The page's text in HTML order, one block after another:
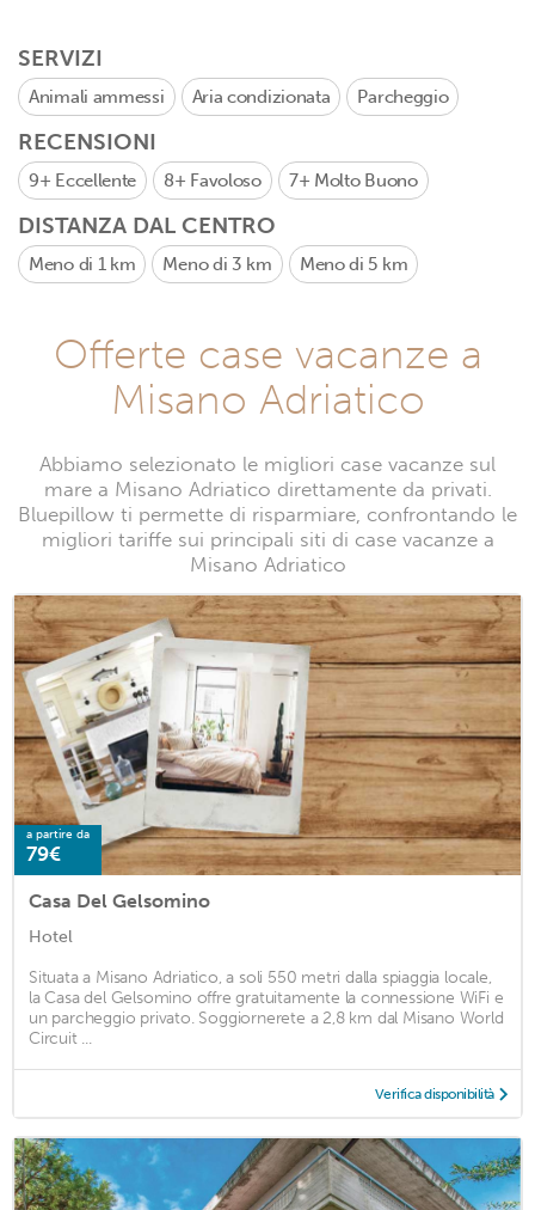
SERVIZI
Animali ammessi Aria condizionata Parcheggio
RECENSIONI
9+ Eccellente 8+ Favoloso 7+ Molto Buono
DISTANZA DAL CENTRO
Meno di 1 km Meno di 3 km Meno di 5 km
Offerte case vacanze a
Misano Adriatico
Abbiamo selezionato le migliori case vacanze sul
mare a Misano Adriatico direttamente da privati.
Bluepillow ti permette di risparmiare, confrontando le
migliori tariffe sui principali siti di case vacanze a
Misano Adriatico
a partire da
79€
Casa Del Gelsomino
Hotel
Situata a Misano Adriatico, a soli 550 metri dalla spiaggia locale,
la Casa del Gelsomino offre gratuitamente la connessione WiFi e
un parcheggio privato. Soggiornerete a 2,8 km dal Misano World
Circuit ...
Verifica disponibilità